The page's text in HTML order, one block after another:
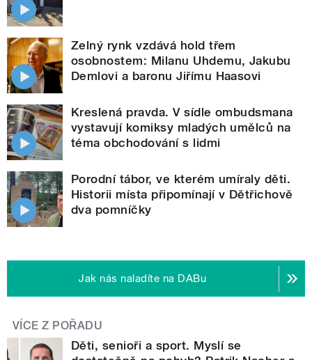
Zelný rynk vzdává hold třem
osobnostem: Milanu Uhdemu, Jakubu
Demlovi a baronu Jiřímu Haasovi
Kreslená pravda. V sídle ombudsmana
vystavují komiksy mladých umělců na
téma obchodování s lidmi
Porodní tábor, ve kterém umíraly děti.
Historii místa připomínají v Dětřichově
dva pomníčky
Jak nás naladíte na DABu
VÍCE Z POŘADU
Děti, senioři a sport. Myslí se